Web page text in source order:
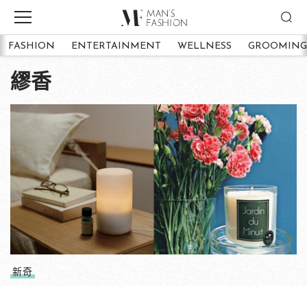
FASHION ENTERTAINMENT WELLNESS GROOMING
繆香
新奇